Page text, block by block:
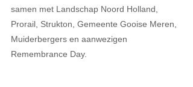
samen met Landschap Noord Holland,
Prorail, Strukton, Gemeente Gooise Meren,
Muiderbergers en aanwezigen
Remembrance Day.